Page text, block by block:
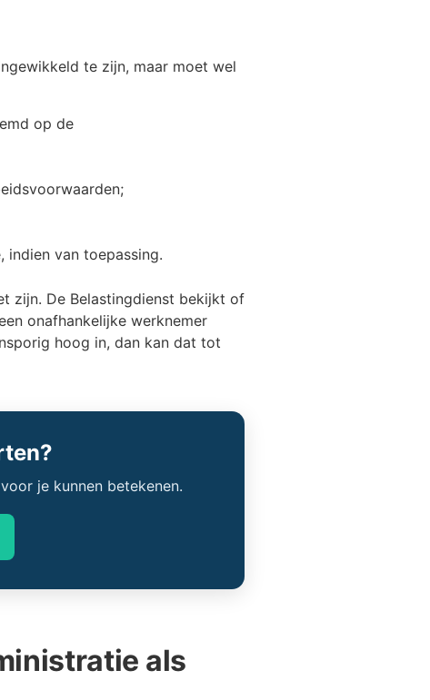
te zijn, maar moet wel
op de
indien van toepassing.
zijn. De Belastingdienst bekijkt of
onafhankelijke werknemer
hoog in, dan kan dat tot
je kunnen betekenen.
als